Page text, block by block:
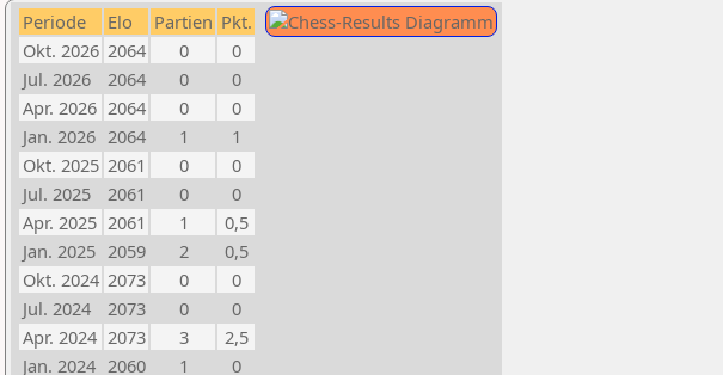
Periode Elo Partien Pkt.
Okt. 2026 2064 0
0
Jul. 2026
2064 0
0
Apr. 2026 2064 0
0
Jan. 2026 2064 1
1
Okt. 2025 2061 0
0
Jul. 2025
2061 0
0
Apr. 2025 2061 1
0,5
Jan. 2025 2059 2
0,5
Okt. 2024 2073 0
0
Jul. 2024
2073 0
0
Apr. 2024 2073 3
2,5
Jan. 2024 2060 1 0